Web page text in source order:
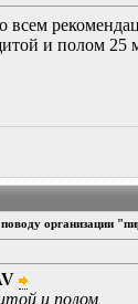
всем
и полом 25
организации
и полом